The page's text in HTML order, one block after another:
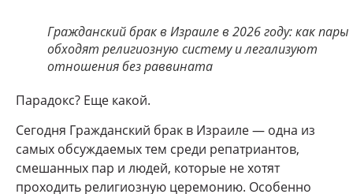
Гражданский брак в Израиле в 2026 году: как пары
обходят религиозную систему и легализуют
отношения без раввината
Парадокс? Еще какой.
Сегодня Гражданский брак в Израиле — одна из
самых обсуждаемых тем среди репатриантов,
смешанных пар и людей, которые не хотят
проходить религиозную церемонию. Особенно